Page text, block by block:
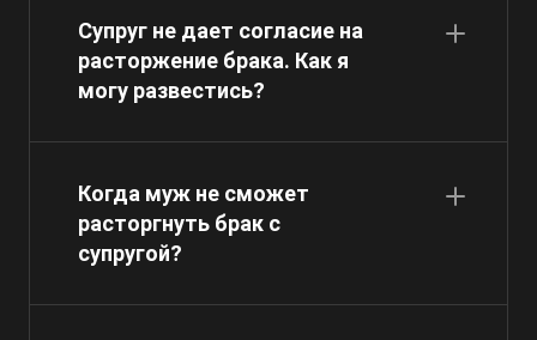
Супруг не дает согласие на
расторжение брака. Как я
могу развестись?
Когда муж не сможет
расторгнуть брак с
супругой?